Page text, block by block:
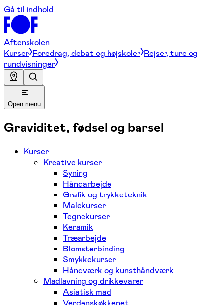
Gå til indhold
Aftenskolen
Kurser Foredrag, debat og højskoler Rejser, ture og
rundvisninger
Open menu
Graviditet, fødsel og barsel
Kurser
Kreative kurser
Syning
Håndarbejde
Grafik og trykketeknik
Malekurser
Tegnekurser
Keramik
Træarbejde
Blomsterbinding
Smykkekurser
Håndværk og kunsthåndværk
Madlavning og drikkevarer
Asiatisk mad
Verdenskøkkenet